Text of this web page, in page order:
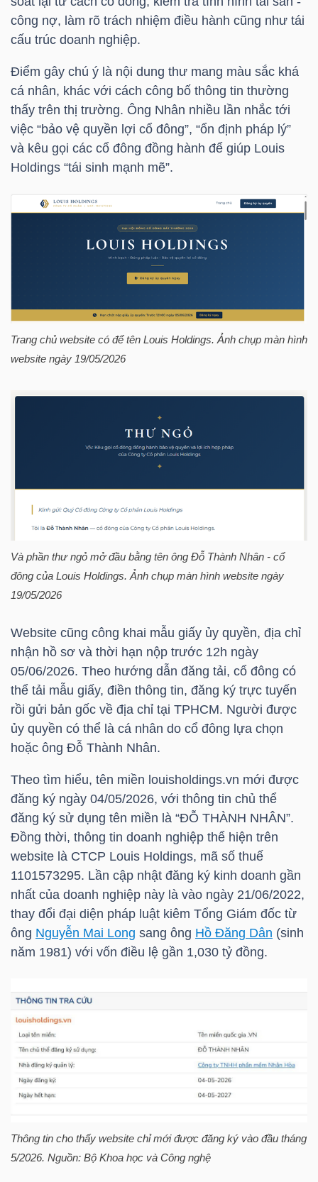
công nợ, làm rõ trách nhiệm điều hành cũng như tái
cấu trúc doanh nghiệp.
Điểm gây chú ý là nội dung thư mang màu sắc khá
cá nhân, khác với cách công bố thông tin thường
thấy trên thị trường. Ông Nhân nhiều lần nhắc tới
việc “bảo vệ quyền lợi cổ đông”, “ổn định pháp lý”
và kêu gọi các cổ đông đồng hành để giúp Louis
Holdings “tái sinh mạnh mẽ”.
Trang chủ website có để tên Louis Holdings. Ảnh chụp màn hình
website ngày 19/05/2026
Và phần thư ngỏ mở đầu bằng tên ông Đỗ Thành Nhân - cổ
đông của Louis Holdings. Ảnh chụp màn hình website ngày
19/05/2026
Website cũng công khai mẫu giấy ủy quyền, địa chỉ
nhận hồ sơ và thời hạn nộp trước 12h ngày
05/06/2026. Theo hướng dẫn đăng tải, cổ đông có
thể tải mẫu giấy, điền thông tin, đăng ký trực tuyến
rồi gửi bản gốc về địa chỉ tại TPHCM. Người được
ủy quyền có thể là cá nhân do cổ đông lựa chọn
hoặc ông Đỗ Thành Nhân.
Theo tìm hiểu, tên miền louisholdings.vn mới được
đăng ký ngày 04/05/2026, với thông tin chủ thể
đăng ký sử dụng tên miền là “ĐỖ THÀNH NHÂN”.
Đồng thời, thông tin doanh nghiệp thể hiện trên
website là CTCP Louis Holdings, mã số thuế
1101573295. Lần cập nhật đăng ký kinh doanh gần
nhất của doanh nghiệp này là vào ngày 21/06/2022,
thay đổi đại diện pháp luật kiêm Tổng Giám đốc từ
ông Nguyễn Mai Long sang ông Hồ Đăng Dân (sinh
năm 1981) với vốn điều lệ gần 1,030 tỷ đồng.
Thông tin cho thấy website chỉ mới được đăng ký vào đầu tháng
5/2026. Nguồn: Bộ Khoa học và Công nghệ
HÀNG
HÓA
KINH
TẾ
DƯƠNG
PHÂN
VIETSTOCKFINANCE
VĨ
MÔ
NGÀNH
DOANH
NGHIỆP
CỔ
PHIẾU
TRÁI
PHIẾU
CÔNG
CỤ